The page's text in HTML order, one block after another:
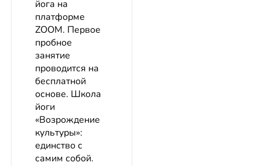
йога на
платформе
ZOOM. Первое
пробное
занятие
проводится на
бесплатной
основе. Школа
йоги
«Возрождение
культуры»:
единство с
самим собой.